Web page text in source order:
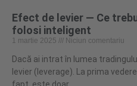
Efect de levier — Ce
folosi inteligent
1 martie 2025 Niciun comentariu
Dacă ai intrat în lumea
levier (leverage). La prima